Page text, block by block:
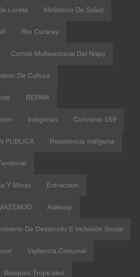
Loreto Ministerio De Salud
Río Curaray
Comité Multisectorial Del Napo
De Cultura
REPAM
Indigenas Convenio 169
PUBLICA Resistencia Indígena
Y Minas Extraccion
Aidesep
De Desarrollo E Inclusión Social
Vigilancia Comunal
Bosques Tropicales